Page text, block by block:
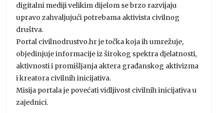
digitalni mediji velikim dijelom se brzo razvijaju
upravo zahvaljujući potrebama aktivista civilnog
društva.
Portal civilnodrustvo.hr je točka koja ih umrežuje,
objedinjuje informacije iz širokog spektra djelatnosti,
aktivnosti i promišljanja aktera građanskog aktivizma
i kreatora civilnih inicijativa.
Misija portala je povećati vidljivost civilnih inicijativa u
zajednici.